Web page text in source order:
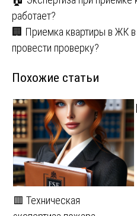
по
записям
работает?
🏢 Приемка квартиры в ЖК
провести проверку?
Похожие статьи
🟥 Техническая